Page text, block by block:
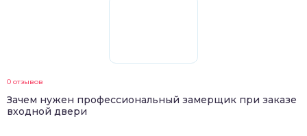
0 отзывов
Зачем нужен профессиональный замерщик при заказе
входной двери